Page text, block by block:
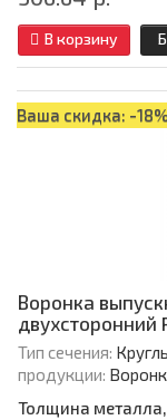
В корзину
Ваша скидка: -
Воронка
двухсторонний
Тип сечения:
продукции:
Толщина